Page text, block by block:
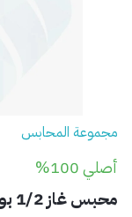
مجموعة المحابس
أصلي 100%
محبس غاز 1/2 بوصة